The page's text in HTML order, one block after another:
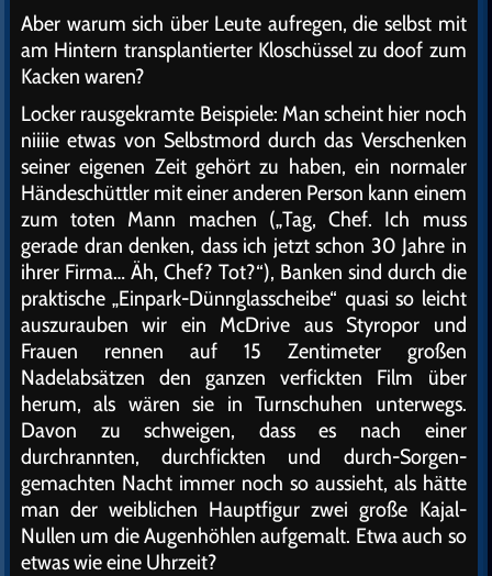
Aber warum sich über Leute aufregen, die selbst mit
am Hintern transplantierter Kloschüssel zu doof zum
Kacken waren?
Locker rausgekramte Beispiele: Man scheint hier noch
niiiie etwas von Selbstmord durch das Verschenken
seiner eigenen Zeit gehört zu haben, ein normaler
Händeschüttler mit einer anderen Person kann einem
zum toten Mann machen („Tag, Chef. Ich muss
gerade dran denken, dass ich jetzt schon 30 Jahre in
ihrer Firma… Äh, Chef? Tot?“), Banken sind durch die
praktische „Einpark-Dünnglasscheibe“ quasi so leicht
auszurauben wir ein McDrive aus Styropor und
Frauen rennen auf 15 Zentimeter großen
Nadelabsätzen den ganzen verfickten Film über
herum, als wären sie in Turnschuhen unterwegs.
Davon zu schweigen, dass es nach einer
durchrannten, durchfickten und durch-Sorgen-
gemachten Nacht immer noch so aussieht, als hätte
man der weiblichen Hauptfigur zwei große Kajal-
Nullen um die Augenhöhlen aufgemalt. Etwa auch so
etwas wie eine Uhrzeit?